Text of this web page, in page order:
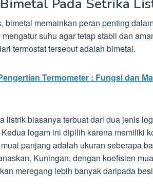
Pada Setrika
bimetal memainkan peran penting
suhu agar tetap stabil dan
termostat tersebut adalah bimetal.
Termometer : Fungsi dan
listrik biasanya terbuat dari dua jenis
logam ini dipilih karena memiliki
panjang adalah ukuran seberapa
Kuningan, dengan koefisien
meregang lebih banyak daripada